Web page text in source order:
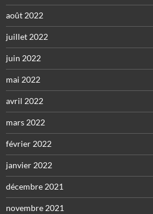
août 2022
juillet 2022
juin 2022
mai 2022
avril 2022
mars 2022
février 2022
janvier 2022
décembre 2021
novembre 2021